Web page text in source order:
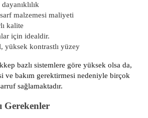
malzemesi maliyeti
kalite
için idealdir.
yüksek kontrastlı yüzey
bazlı sistemlere göre yüksek olsa da,
ve bakım gerektirmesi nedeniyle birçok
sağlamaktadır.
Gerekenler